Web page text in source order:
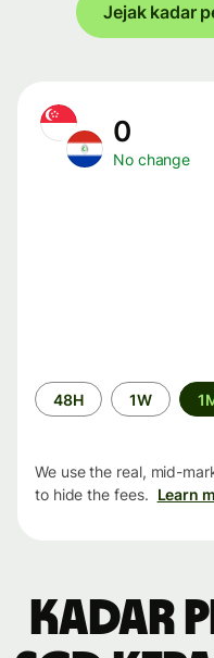
Jejak kadar
0
No change
Time
period
48H 1W
We use the real, mid-
to hide the fees. Learn
Kadar